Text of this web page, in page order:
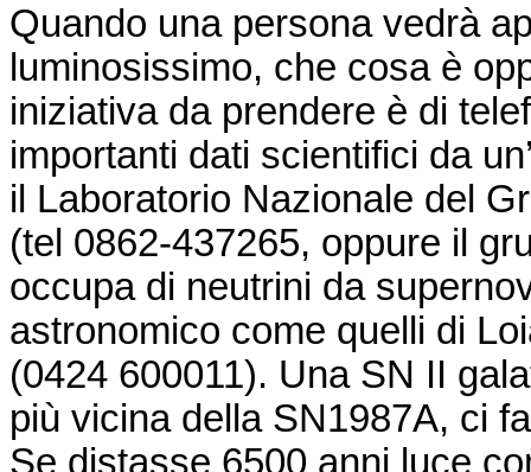
Quando una persona vedrà
luminosissimo, che cosa è
iniziativa da prendere è di
importanti dati scientifici da
il Laboratorio Nazionale del
(tel 0862-437265, oppure il
occupa di neutrini da
astronomico come quelli di
(0424 600011). Una SN II
più vicina della SN1987A, ci
Se distasse 6500 anni luce